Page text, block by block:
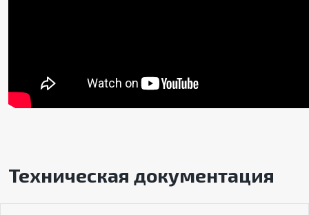
Техническая документация